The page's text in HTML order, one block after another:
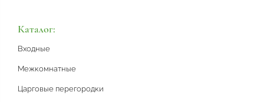
Каталог:
Входные
Межкомнатные
Царговые перегородки